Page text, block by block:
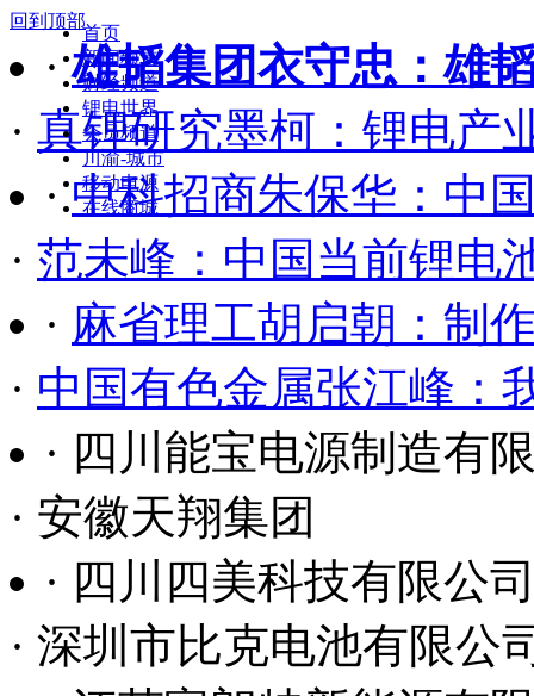
回到顶部
首页
新闻频道
财经频道
锂电世界
会员频道
川渝-城市
移动电源
在线商城
·中科招商朱保华：中
· 范未峰：中国当前锂电
·麻省理工胡启朝：制
· 中国有色金属张江峰：
· 雄韬集团衣守忠：雄
· 真锂研究墨柯：锂电产
· 四川能宝电源制造有
· 安徽天翔集团
· 四川四美科技有限公
· 深圳市比克电池有限公